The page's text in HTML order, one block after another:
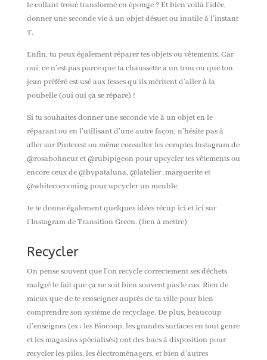
le collant troué transformé en éponge ? Et bien voilà l’idée,
donner une seconde vie à un objetdésuetou inutile à l’instant
T.
Enfin, tu peux également réparer tes objets ou vêtements. Car
oui, ce n’est pas parce que ta chaussette a un trou ou que ton
jean préféré est usé aux fesses qu’ils méritent d’aller à la
poubelle (oui oui ça se répare) !⁠
Si tu souhaites donner une seconde vie à un objet en le
réparant ou en l’utilisant d’une autre façon, n’hésite pas à
aller surPinterestou même consulter les comptes Instagram de
@rosabohneur et @rubipigeon pour upcycler tes vêtements ou
encore ceux de @bypataluna, @latelier_marguerite et
@whitecocooning pour upcycler un meuble.
Je te donne également quelques idées récup ici et ici sur
l’Instagram de Transition Green. (lien à mettre)
Recycler
On pense souvent que l’on recycle correctement ses déchets
malgré le fait que ça ne soit bien souvent pas le cas. Rien de
mieux que de te renseigner auprès de ta ville pour bien
comprendre son système de recyclage. De plus, beaucoup
d’enseignes (ex : les Biocoop, les grandes surfaces en tout genre
et les magasins spécialisés) ont des bacs à disposition pour
recycler les piles, les électroménagers, et bien d’autres